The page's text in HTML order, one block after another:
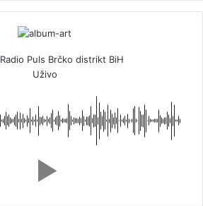
Puls Brčko distrikt BiH
Uživo